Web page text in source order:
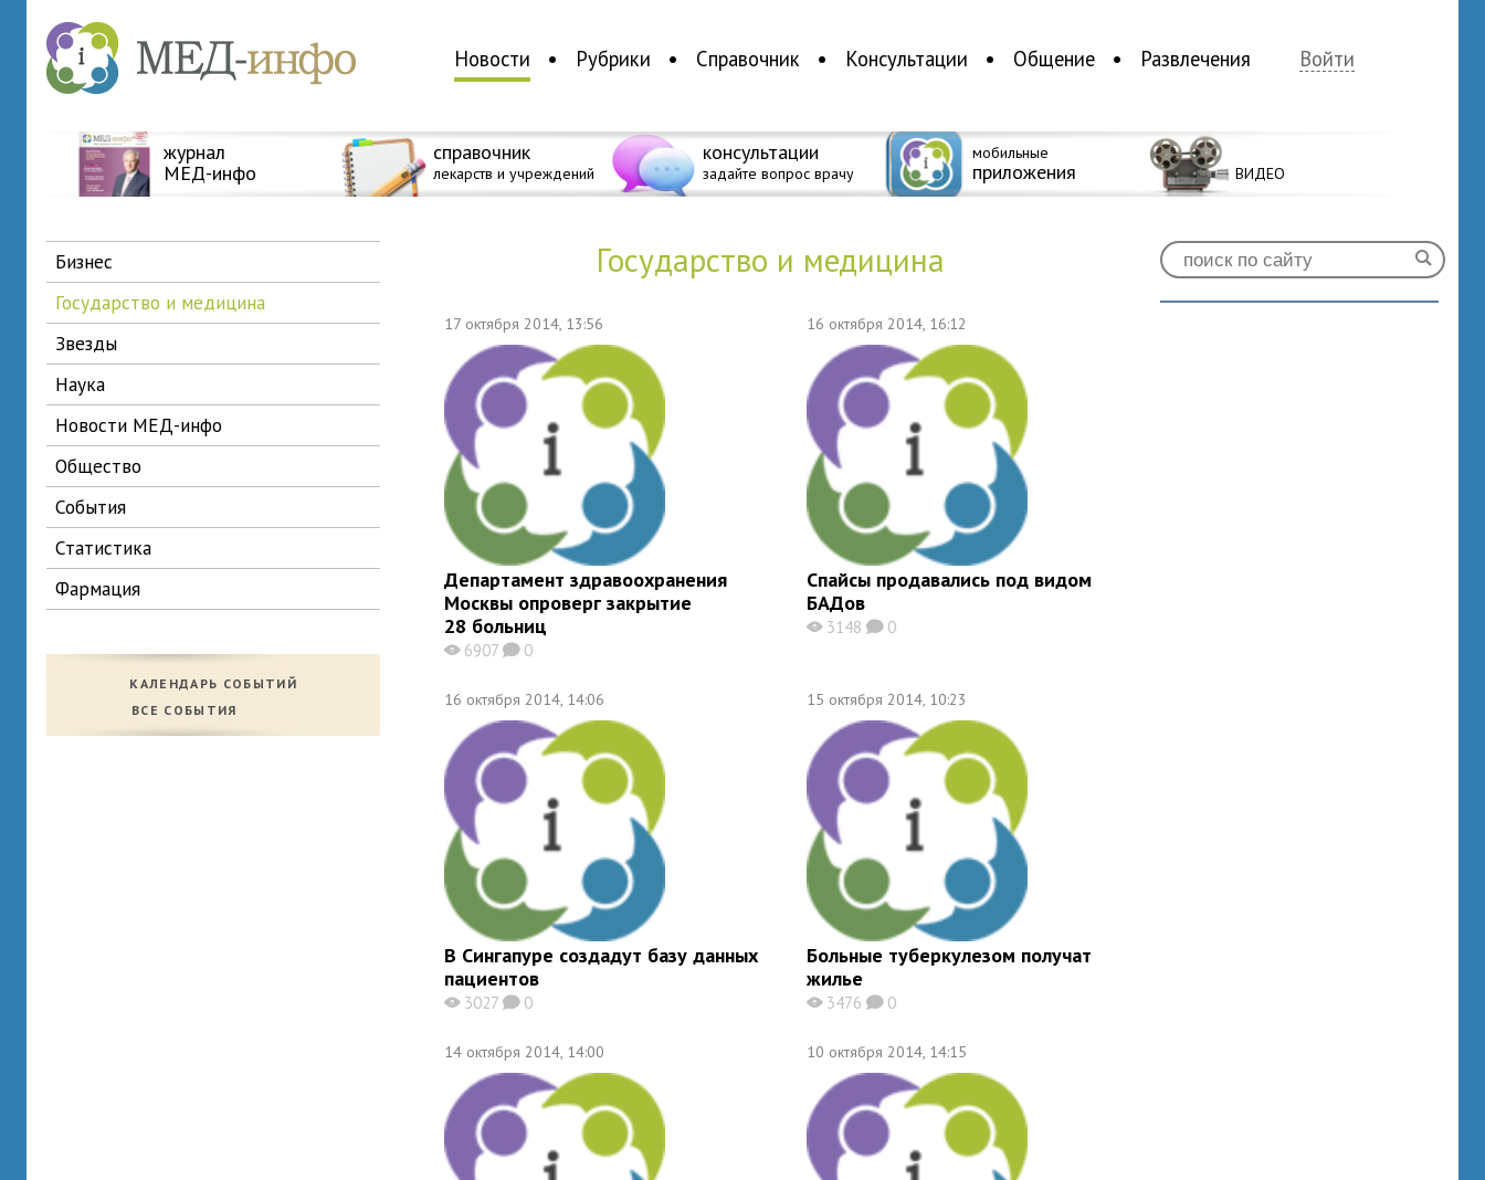
Новости Рубрики Справочник Консультации Общение Развлечения Войти
журнал
МЕД-инфо
справочник
лекарств и учреждений
консультации
задайте вопрос врачу
мобильные
приложения ВИДЕО
бизнес
государство и медицина
звезды
наука
новости МЕД-инфо
общество
события
статистика
фармация
КАЛЕНДАРЬ СОБЫТИЙ
ВСЕ СОБЫТИЯ
государство и медицина
17 октября 2014, 13:56
Департамент здравоохранения
Москвы опроверг закрытие
28 больниц
X6907K0
16 октября 2014, 16:12
Спайсы продавались под видом
БАДов
X3148 K0
16 октября 2014, 14:06
В Сингапуре создадут базу данных
пациентов
X3027K0
15 октября 2014, 10:23
Больные туберкулезом получат
жилье
X3476 K0
14 октября 2014, 14:00 10 октября 2014, 14:15